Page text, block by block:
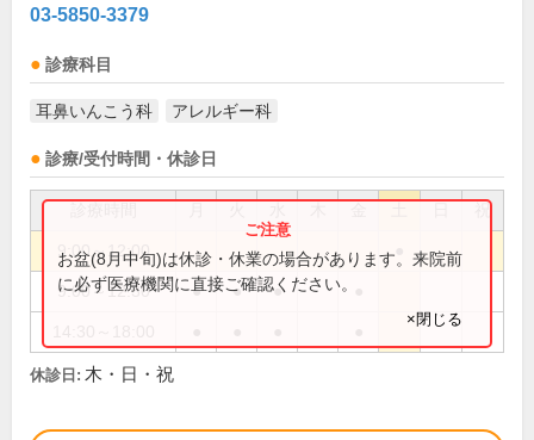
03-5850-3379
診療科目
耳鼻いんこう科 アレルギー科
診療/受付時間・休診日
祝
9:00～12:00
9:00～12:30 ● ● ●
お盆(8月中旬)は休診・休業の場合があります。来院前
に必ず医療機関に直接ご確認ください。
×閉じる
休診日: 木・日・祝